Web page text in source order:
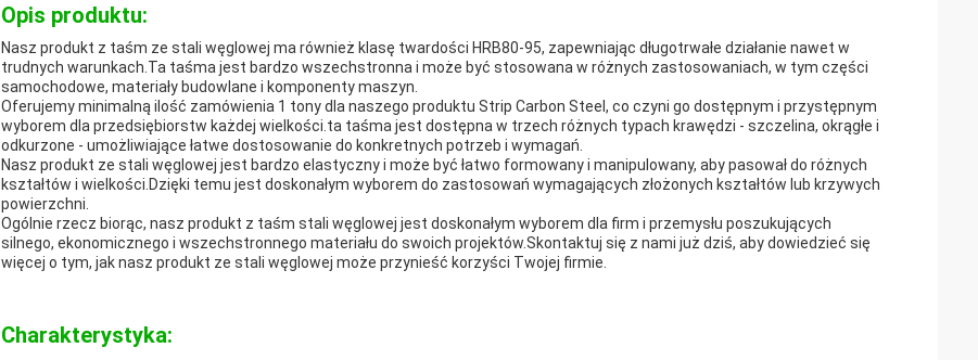
Opis produktu:
Nasz produkt z taśm ze stali węglowej ma również klasę twardości HRB80-95, zapewniając długotrwałe działanie nawet w
trudnych warunkach.Ta taśma jest bardzo wszechstronna i może być stosowana w różnych zastosowaniach, w tym części
samochodowe, materiały budowlane i komponenty maszyn.
Oferujemy minimalną ilość zamówienia 1 tony dla naszego produktu Strip Carbon Steel, co czyni go dostępnym i przystępnym
wyborem dla przedsiębiorstw każdej wielkości.ta taśma jest dostępna w trzech różnych typach krawędzi - szczelina, okrągłe i
odkurzone - umożliwiające łatwe dostosowanie do konkretnych potrzeb i wymagań.
Nasz produkt ze stali węglowej jest bardzo elastyczny i może być łatwo formowany i manipulowany, aby pasował do różnych
kształtów i wielkości.Dzięki temu jest doskonałym wyborem do zastosowań wymagających złożonych kształtów lub krzywych
powierzchni.
Ogólnie rzecz biorąc, nasz produkt z taśm stali węglowej jest doskonałym wyborem dla firm i przemysłu poszukujących
silnego, ekonomicznego i wszechstronnego materiału do swoich projektów.Skontaktuj się z nami już dziś, aby dowiedzieć się
więcej o tym, jak nasz produkt ze stali węglowej może przynieść korzyści Twojej firmie.
Charakterystyka: